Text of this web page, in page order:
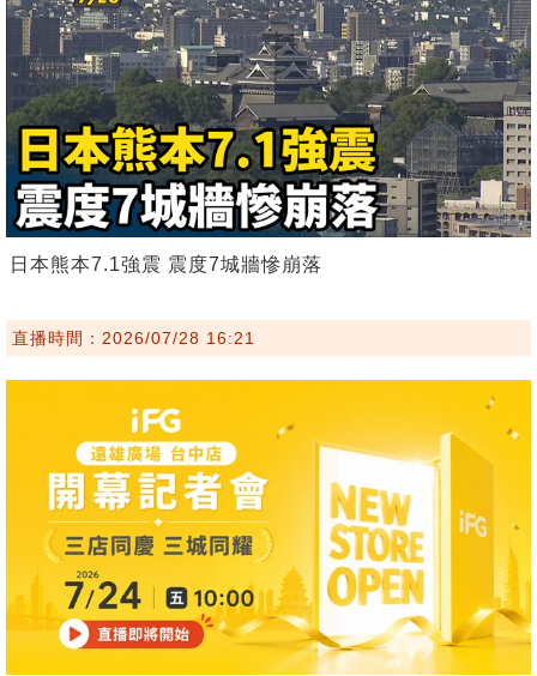
日本熊本7.1強震 震度7城牆慘崩落
直播時間：2026/07/28 16:21